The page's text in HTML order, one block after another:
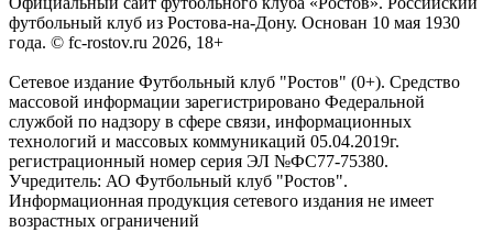
футбольный клуб из Ростова-на-Дону. Основан 10 мая 1930
года. © fc-rostov.ru 2026, 18+
Сетевое издание Футбольный клуб "Ростов" (0+). Средство
массовой информации зарегистрировано Федеральной
службой по надзору в сфере связи, информационных
технологий и массовых коммуникаций 05.04.2019г.
регистрационный номер серия ЭЛ №ФС77-75380.
Учредитель: АО Футбольный клуб "Ростов".
Информационная продукция сетевого издания не имеет
возрастных ограничений